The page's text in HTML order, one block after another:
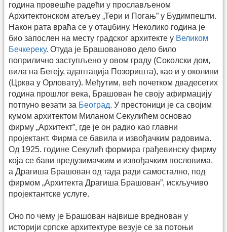
година провешће радећи у просла­вљеном
Архитектонском атељеу „Тери и Погањ” у Будимпешти.
Након рата враћа се у отаџбину. Неколико година је
био запослен на месту градског архитекте у Великом
Бечкереку. Отуда је Брашованово дело било
поприлично заступљено у овом граду (Соколски дом,
вила на Бегеју, адаптација Позоришта), као и у околини
(Црква у Орловату). Међутим, већ почетком двадесетих
година прошлог века, Брашован ће своју афирмацију
потпуно везати за Београд. У престоници је са својим
кумом архитектом Миланом Секулићем основао
фирму „Архи­тект”, где је он радио као главни
пројектант. Фирма се бавила и извођачким радовима.
Од 1925. године Секулић формира грађевинску фирму
која се бави предузимачким и извођачким пословима,
а Драгиша Брашован од тада ради самостално, под
фирмом „Архитекта Драгиша Брашован”, искључиво
пројектантске услуге.
Оно по чему је Брашован највише вреднован у
историји српске архитектуре везује се за потоњи